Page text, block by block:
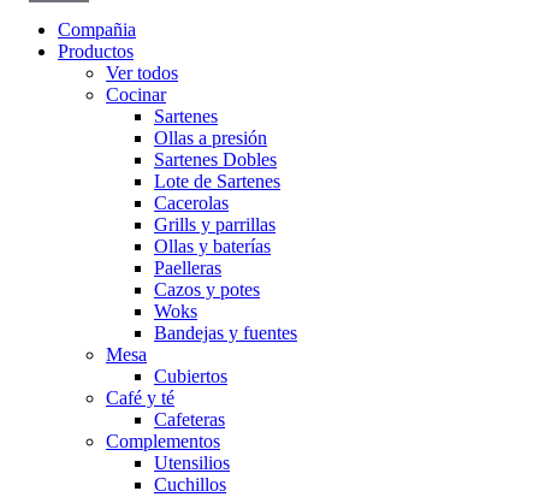
Compañia
Productos
Ver todos
Cocinar
Sartenes
Ollas a presión
Sartenes Dobles
Lote de Sartenes
Cacerolas
Grills y parrillas
Ollas y baterías
Paelleras
Cazos y potes
Woks
Bandejas y fuentes
Mesa
Cubiertos
Café y té
Cafeteras
Complementos
Utensilios
Cuchillos